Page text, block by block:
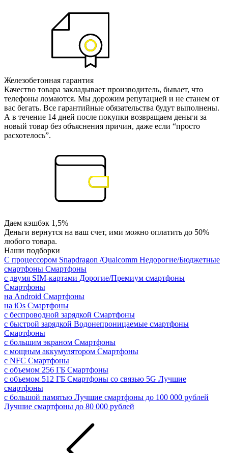
Железобетонная гарантия
Качество товара закладывает производитель, бывает, что
телефоны ломаются. Мы дорожим репутацией и не станем от
вас бегать. Все гарантийные обязательства будут выполнены.
А в течение 14 дней после покупки возвращаем деньги за
новый товар без объяснения причин, даже если “просто
расхотелось”.
Даем кэшбэк 1,5%
Деньги вернутся на ваш счет, ими можно оплатить до 50%
любого товара.
Наши подборки
С процессором Snapdragon /Qualcomm Недорогие/Бюджетные
смартфоны Смартфоны
с двумя SIM-картами Дорогие/Премиум смартфоны
Смартфоны
на Android Смартфоны
на iOs Смартфоны
с беспроводной зарядкой Смартфоны
с быстрой зарядкой Водонепроницаемые смартфоны
Смартфоны
с большим экраном Смартфоны
с мощным аккумулятором Смартфоны
с NFC Смартфоны
с объемом 256 ГБ Смартфоны
с объемом 512 ГБ Смартфоны со связью 5G Лучшие
смартфоны
с большой памятью Лучшие смартфоны до 100 000 рублей
Лучшие смартфоны до 80 000 рублей